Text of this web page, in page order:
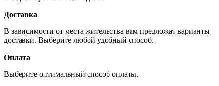
Доставка
В зависимости от места жительства вам предложат варианты
доставки. Выберите любой удобный способ.
Оплата
Выберите оптимальный способ оплаты.